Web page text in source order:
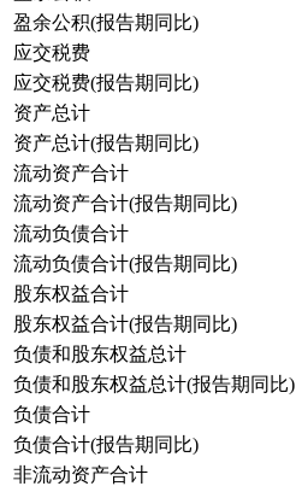
盈余公积(报告期同比)
应交税费
应交税费(报告期同比)
资产总计
资产总计(报告期同比)
流动资产合计
流动资产合计(报告期同比)
流动负债合计
流动负债合计(报告期同比)
股东权益合计
股东权益合计(报告期同比)
负债和股东权益总计
负债和股东权益总计(报告期同比)
负债合计
负债合计(报告期同比)
非流动资产合计